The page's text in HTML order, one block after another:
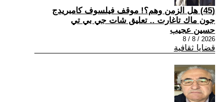
(45) هل الزمن وهم؟! موقف فيلسوف كامبريدج
جون ماك تاغارت .. تعليق شات جي بي تي
حسين عجيب
2026 / 8 / 8
قضايا ثقافية